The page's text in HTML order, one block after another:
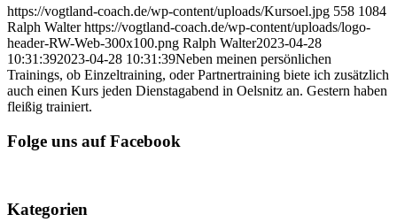
https://vogtland-coach.de/wp-content/uploads/Kursoel.jpg 558 1084
Ralph Walter https://vogtland-coach.de/wp-content/uploads/logo-
header-RW-Web-300x100.png Ralph Walter2023-04-28
10:31:392023-04-28 10:31:39Neben meinen persönlichen
Trainings, ob Einzeltraining, oder Partnertraining biete ich zusätzlich
auch einen Kurs jeden Dienstagabend in Oelsnitz an. Gestern haben
fleißig trainiert.
Folge uns auf Facebook
Kategorien